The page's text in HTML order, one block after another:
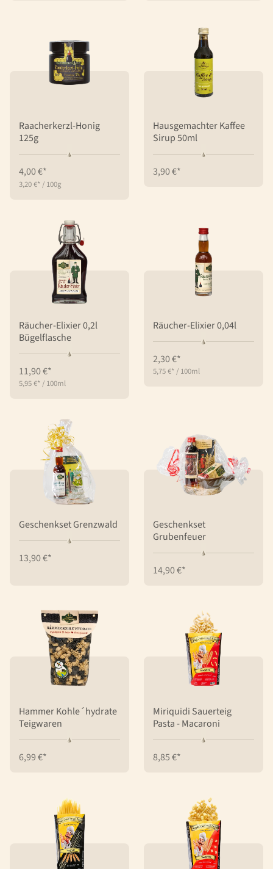
Raacherkerzl-Honig
125g
4,00 €*
3,20 €*/ 100g
Hausgemachter Kaffee
Sirup 50ml
3,90 €*
Räucher-Elixier 0,2l
Bügelflasche
11,90 €*
5,95 €*/ 100ml
Räucher-Elixier 0,04l
2,30 €*
5,75 €*/ 100ml
Geschenkset Grenzwald
13,90 €*
Geschenkset
Grubenfeuer
14,90 €*
Hammer Kohle´hydrate
Teigwaren
6,99 €*
Miriquidi Sauerteig
Pasta - Macaroni
8,85 €*